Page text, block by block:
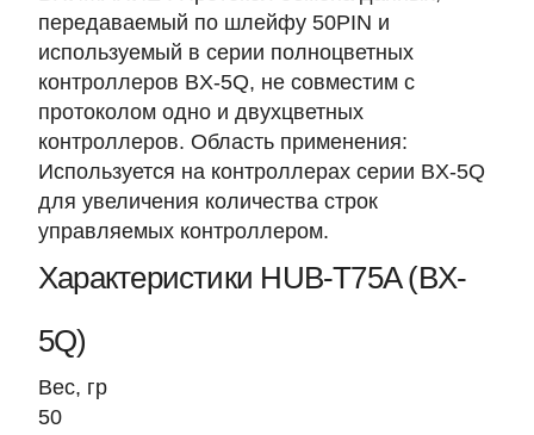
передаваемый по шлейфу 50PIN и
используемый в серии полноцветных
контроллеров BX-5Q, не совместим с
протоколом одно и двухцветных
контроллеров. Область применения:
Используется на контроллерах серии BX-5Q
для увеличения количества строк
управляемых контроллером.
Характеристики HUB-T75A (BX-
5Q)
Вес, гр
50